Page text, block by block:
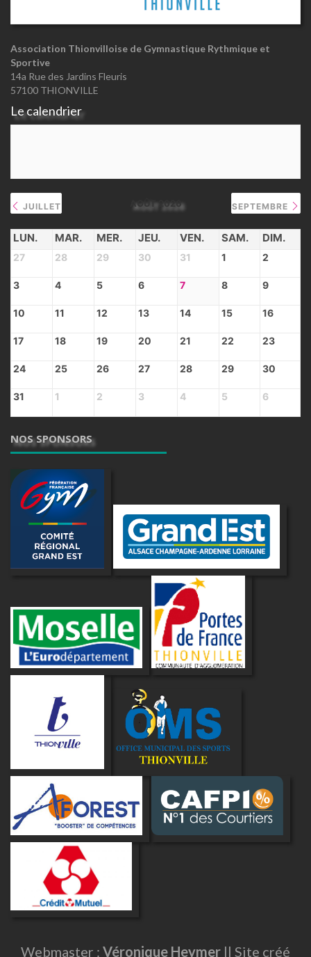
Association Thionvilloise de Gymnastique Rythmique et
Sportive
14a Rue des Jardins Fleuris
57100 THIONVILLE
Le calendrier
JUILLET AOÛT 2026 SEPTEMBRE
LUN. MAR. MER. JEU. VEN. SAM. DIM.
27 28 29 30 31 1 2
3 4 5 6 7 8 9
10 11 12 13 14 15 16
17 18 19 20 21 22 23
24 25 26 27 28 29 30
31 1 2 3 4 5 6
NOS SPONSORS
Webmaster : Véronique Heymer || Site créé